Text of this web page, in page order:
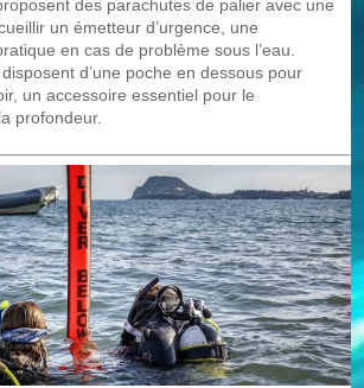
des parachutes de palier avec une
un émetteur d’urgence, une
en cas de problème sous l’eau.
d’une poche en dessous pour
un accessoire essentiel pour le
profondeur.